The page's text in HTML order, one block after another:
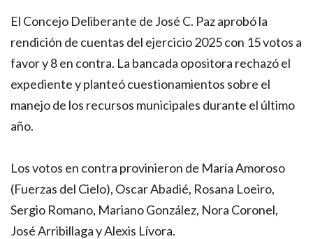
El Concejo Deliberante de José C. Paz aprobó la
rendición de cuentas del ejercicio 2025 con 15 votos a
favor y 8 en contra. La bancada opositora rechazó el
expediente y planteó cuestionamientos sobre el
manejo de los recursos municipales durante el último
año.
Los votos en contra provinieron de María Amoroso
(Fuerzas del Cielo), Oscar Abadié, Rosana Loeiro,
Sergio Romano, Mariano González, Nora Coronel,
José Arribillaga y Alexis Lívora.